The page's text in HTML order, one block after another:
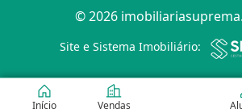
Filtro
© 2026
Site e Sistema Imobiliário:
Início Vendas